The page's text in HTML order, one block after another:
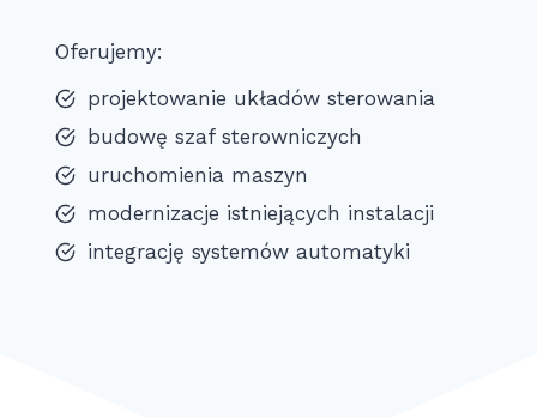
Oferujemy:
projektowanie układów sterowania
budowę szaf sterowniczych
uruchomienia maszyn
modernizacje istniejących instalacji
integrację systemów automatyki